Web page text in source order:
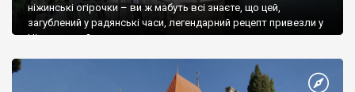
ніжинські огірочки – ви ж мабуть всі знаєте, що цей,
загублений у радянські часи, легендарний рецепт привезли у
Ніжин греки?